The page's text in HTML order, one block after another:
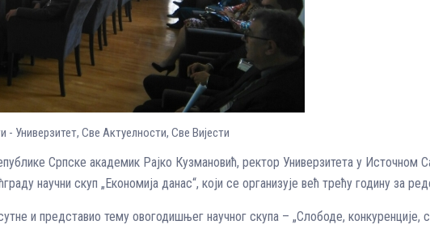
- Универзитет, Све Aктуелности, Све Вијести
Српске академик Рајко Кузмановић, ректор Универзитета у Источном
научни скуп „Економија данас“, који се организује већ трећу годину за
и представио тему овогодишњег научног скупа – „Слободе, конкуренције,